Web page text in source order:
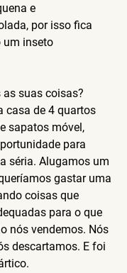
e
por isso fica
um inseto
as suas coisas?
casa de 4 quartos
sapatos móvel,
para
séria. Alugamos um
gastar uma
coisas que
para o que
nós vendemos. Nós
descartamos. E foi